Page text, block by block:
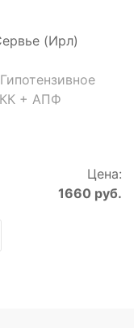
(Ирл)
+ АПФ
Цена:
1660 руб.